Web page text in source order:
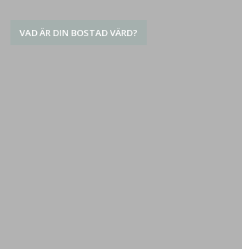
VAD ÄR DIN BOSTAD VÄRD?